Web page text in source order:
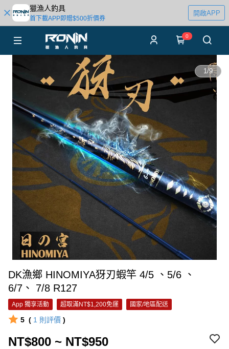
獵漁人釣具
首下載APP即贈$500折價券
開啟APP
0
1/9
DK漁鄉 HINOMIYA犽刃蝦竿 4/5 、5/6 、
6/7、 7/8 R127
App 獨享活動 超取滿NT$1,200免運 國家/地區配送
5 ( 1 則評價 )
NT$800 ~ NT$950